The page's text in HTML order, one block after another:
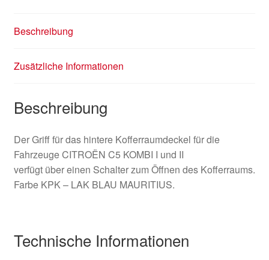
Beschreibung
Zusätzliche Informationen
Beschreibung
Der Griff für das hintere Kofferraumdeckel für die
Fahrzeuge CITROËN C5 KOMBI I und II
verfügt über einen Schalter zum Öffnen des Kofferraums.
Farbe KPK – LAK BLAU MAURITIUS.
Technische Informationen